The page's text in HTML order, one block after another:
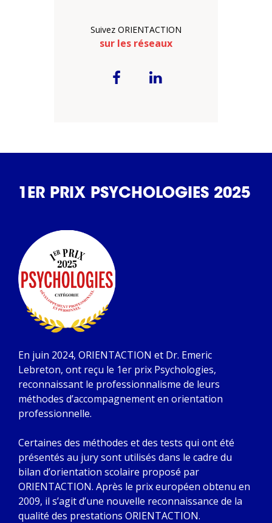
Suivez ORIENTACTION
sur les réseaux
1ER PRIX PSYCHOLOGIES 2025
En juin 2024, ORIENTACTION et Dr. Emeric
Lebreton, ont reçu le 1er prix Psychologies,
reconnaissant le professionnalisme de leurs
méthodes d’accompagnement en orientation
professionnelle.
Certaines des méthodes et des tests qui ont été
présentés au jury sont utilisés dans le cadre du
bilan d’orientation scolaire proposé par
ORIENTACTION. Après le prix européen obtenu en
2009, il s’agit d’une nouvelle reconnaissance de la
qualité des prestations ORIENTACTION.